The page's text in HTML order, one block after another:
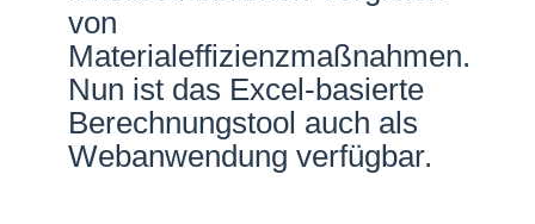
von
Materialeffizienzmaßnahmen.
Nun ist das Excel-basierte
Berechnungstool auch als
Webanwendung verfügbar.